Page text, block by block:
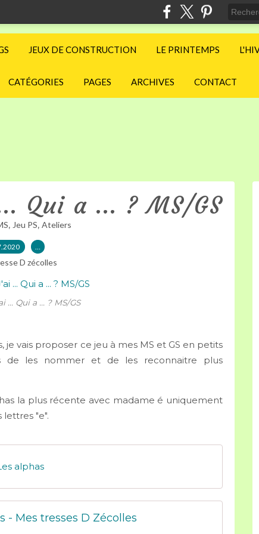
JEUX DE CONSTRUCTION LE PRINTEMPS
CATÉGORIES PAGES ARCHIVES CONTACT
Qui a ... ? MS/GS
, Jeu PS, Ateliers
…
D zécolles
... Qui a ... ? MS/GS
je vais proposer ce jeu à mes MS et GS en petits
de les nommer et de les reconnaitre plus
la plus récente avec madame é uniquement
lettres "e".
alphas
- Mes tresses D Zécolles